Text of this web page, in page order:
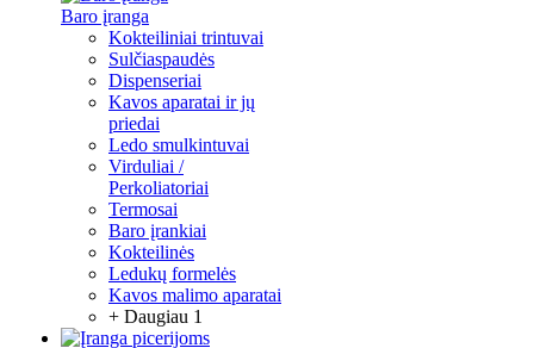
Baro įranga
Kokteiliniai trintuvai
Sulčiaspaudės
Dispenseriai
Kavos aparatai ir jų
priedai
Ledo smulkintuvai
Virduliai /
Perkoliatoriai
Termosai
Baro įrankiai
Kokteilinės
Ledukų formelės
Kavos malimo aparatai
+ Daugiau 1